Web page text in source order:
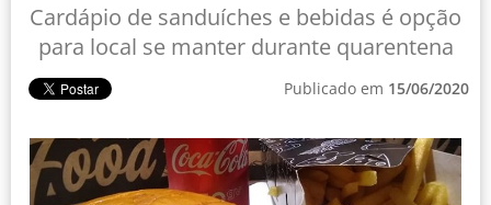
Cardápio de sanduíches e bebidas é opção
para local se manter durante quarentena
Publicado em 15/06/2020